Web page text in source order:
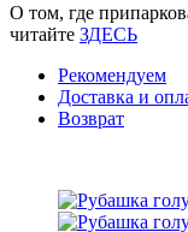
О том, где
читайте ЗДЕСЬ
Рекомендуем
Доставка и
Возврат